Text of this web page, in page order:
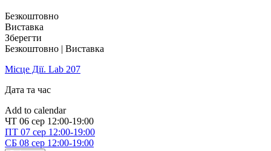
Безкоштовно
Виставка
Зберегти
Безкоштовно | Виставка
Місце Дії. Lab 207
Дата та час
Add to calendar
ЧТ 06 сер 12:00-19:00
ПТ 07 сер 12:00-19:00
СБ 08 сер 12:00-19:00